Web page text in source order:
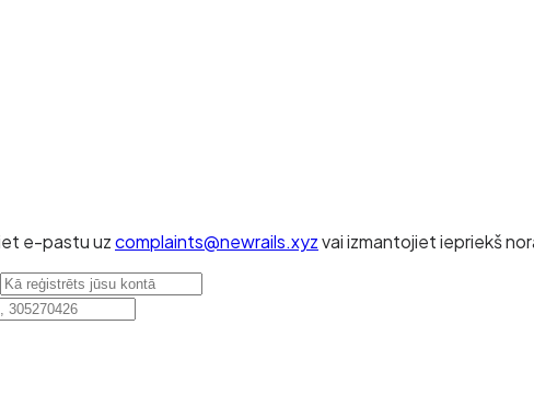
e-pastu uzcomplaints@newrails.xyzvai izmantojiet iepriekš